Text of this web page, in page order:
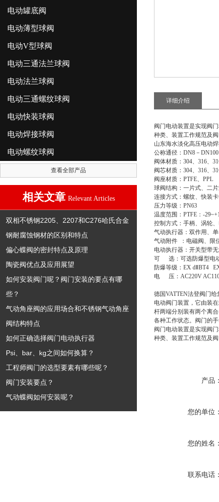
电动罐底阀
电动薄型球阀
电动V型球阀
电动三通法兰球阀
电动法兰球阀
电动三通螺纹球阀
电动快装球阀
电动焊接球阀
电动螺纹球阀
查看全部产品
相关文章 Relevant Articles
双相不锈钢2205、2207和C276哈氏合金
钢耐腐蚀钢材的区别和特点
偏心蝶阀的密封特点及原理
陶瓷阀优点及应用展望
如何安装阀门呢？阀门安装的要点有哪
些？
气动角座阀的应用场合和不锈钢气动角座
阀结构特点
如何正确选择阀门电动执行器
Psi、bar、kg之间如何换算？
工程师阀门的选型要素有哪些呢？
阀门安装要点？
气动蝶阀如何安装呢？
详细介绍
阀门电动装置是实现阀
种类、装置工作规范及
山东海水淡化高压电动
公称通径：DN8－DN100
阀体材质：304、316、
阀芯材质：304、316、
阀座材质：PTFE、PPL
球阀结构：一片式、二
连接方式：螺纹、快装
压力等级：PN63
温度范围：PTFE：-
控制方式：手柄、涡轮
气动执行器：双作用、
气动附件 ：电磁阀、限
电动执行器：开关型带
可 选：可选防爆型电
防爆等级：EX dⅡBT4
电 压：AC220V
德国VATTEN法登阀门
电动阀门装置，它由装
杆两端分别装有两个离
各种工作状态。阀门
阀门电动装置是实现阀
种类、装置工作规范及
产品
您的单位
您的姓名
联系电话